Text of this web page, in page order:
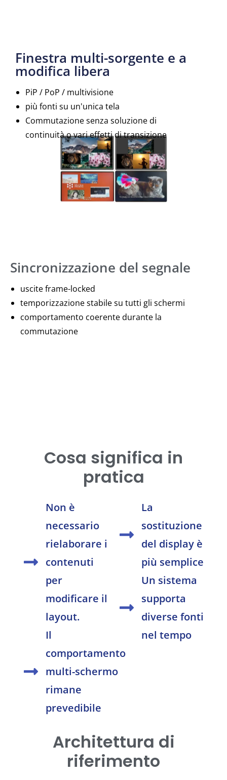
Finestra multi-sorgente e a
modifica libera
PiP / PoP / multivisione
più fonti su un'unica tela
Commutazione senza soluzione di
continuità o vari effetti di transizione
Sincronizzazione del segnale
uscite frame-locked
temporizzazione stabile su tutti gli schermi
comportamento coerente durante la
commutazione
Cosa significa in
pratica
Non è
necessario
rielaborare i
contenuti
per
modificare il
layout.
Il
comportamento
multi-schermo
rimane
prevedibile
La
sostituzione
del display è
più semplice
Un sistema
supporta
diverse fonti
nel tempo
Architettura di
riferimento